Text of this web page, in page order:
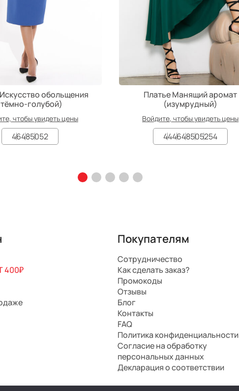
обольщения
голубой)
чтобы увидеть цены
46485052
Платье Манящий аромат
(изумрудный)
Войдите, чтобы увидеть цены
444648505254
400₽
Покупателям
Сотрудничество
Как сделать заказ?
Промокоды
Отзывы
Блог
Контакты
FAQ
Политика конфиденциальности
Согласие на обработку
персональных данных
Декларация о соответствии